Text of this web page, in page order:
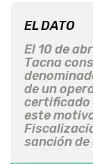
EL DATO
El 10 de
Tacna
de un
certificado
este
sanción de